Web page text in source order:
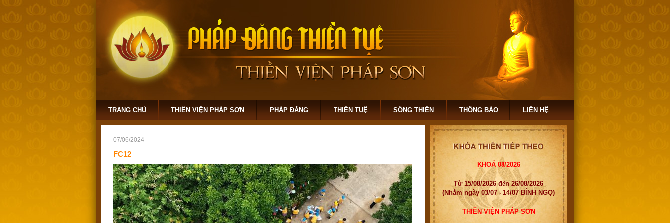
TRANG CHỦ THIỀN VIỆN PHÁP SƠN PHÁP ĐĂNG THIỀN TUỆ SỐNG THIỀN THÔNG BÁO LIÊN HỆ
07/06/2024
FC12
KHOÁ 08/2026
Từ 15/08/2026 đến 26/08/2026
(Nhằm ngày 03/07 - 14/07 BÍNH NGỌ)
THIỀN VIỆN PHÁP SƠN